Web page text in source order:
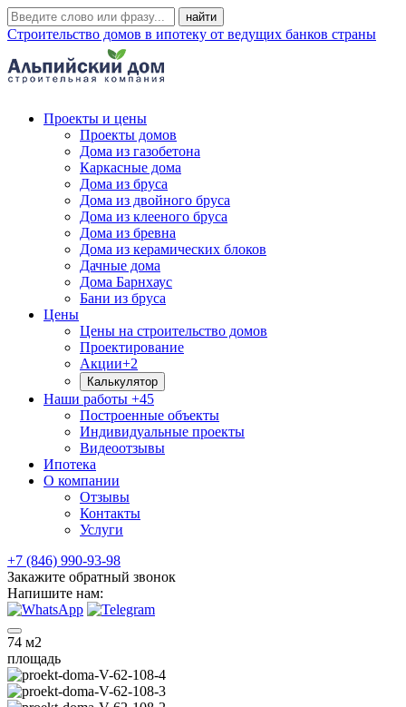
Строительство домов в ипотеку от ведущих банков страны
Проекты и цены
Проекты домов
Дома из газобетона
Каркасные дома
Дома из бруса
Дома из двойного бруса
Дома из клееного бруса
Дома из бревна
Дома из керамических блоков
Дачные дома
Дома Барнхаус
Бани из бруса
Цены
Цены на строительство домов
Проектирование
Акции+2
Калькулятор
Наши работы +45
Построенные объекты
Индивидуальные проекты
Видеоотзывы
Ипотека
О компании
Отзывы
Контакты
Услуги
+7 (846) 990-93-98
Закажите обратный звонок
Напишите нам:
74 м2
площадь